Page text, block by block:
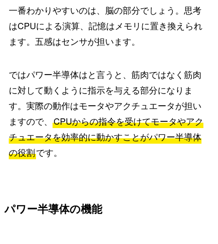
一番わかりやすいのは、脳の部分でしょう。思考
はCPUによる演算、記憶はメモリに置き換えられ
ます。五感はセンサが担います。
ではパワー半導体はと言うと、筋肉ではなく筋肉
に対して動くように指示を与える部分になりま
す。実際の動作はモータやアクチュエータが担い
ますので、 CPUからの指令を受けてモータやアク
チュエータを効率的に動かすことがパワー半導体
の役割です。
パワー半導体の機能